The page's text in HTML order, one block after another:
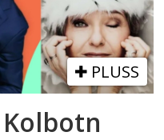
PLUSS